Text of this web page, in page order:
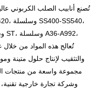
تُصنع أنابيب الصلب الكربوني
والتثقيب لإنتاج حلول متينة
مجموعة واسعة من منتجات
وشركة تجارة خارجية